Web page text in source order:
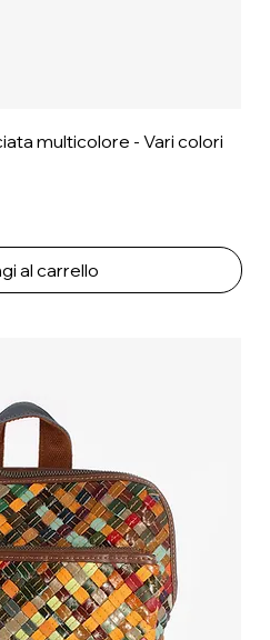
multicolore - Vari colori
al carrello